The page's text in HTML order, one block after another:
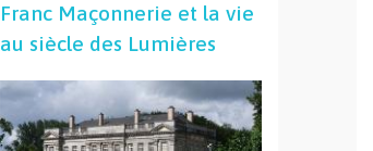
Franc Maçonnerie et la vie
au siècle des Lumières